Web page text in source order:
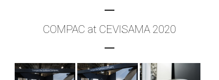
COMPAC at CEVISAMA 2020